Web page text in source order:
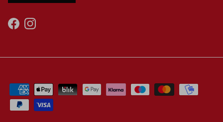
FacebookInstagram